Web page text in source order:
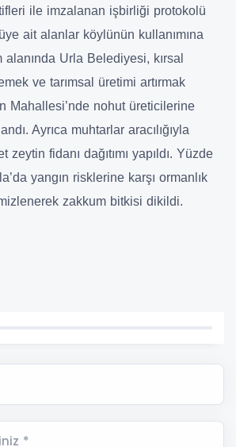
ile imzalanan işbirliği protokolü
ait alanlar köylünün kullanımına
alanında Urla Belediyesi, kırsal
ve tarımsal üretimi artırmak
Mahallesi’nde nohut üreticilerine
Ayrıca muhtarlar aracılığıyla
fidanı dağıtımı yapıldı. Yüzde
yangın risklerine karşı ormanlık
zakkum bitkisi dikildi.
*